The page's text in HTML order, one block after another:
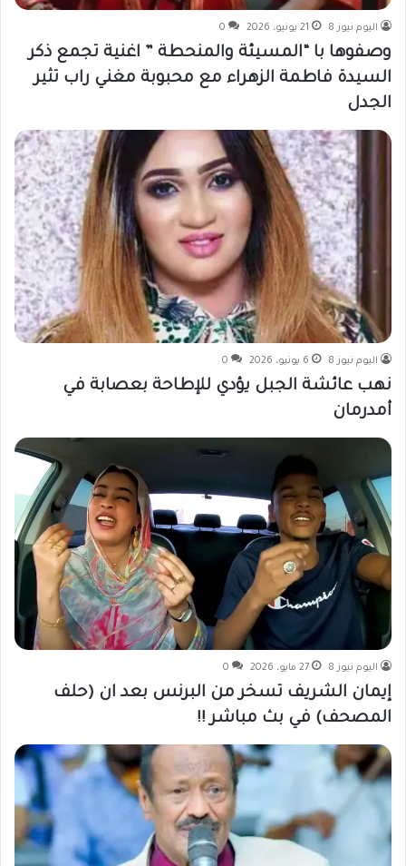
اليوم نيوز 8 21 يونيو، 2026 0
وصفوها با “المسيئة والمنحطة ” اغنية تجمع ذكر
السيدة فاطمة الزهراء مع محبوبة مغني راب تثير
الجدل
اليوم نيوز 8 6 يونيو، 2026 0
نهب عائشة الجبل يؤدي للإطاحة بعصابة في
أمدرمان
اليوم نيوز 8 27 مايو، 2026 0
إيمان الشريف تسخر من البرنس بعد ان (حلف
المصحف) في بث مباشر !!